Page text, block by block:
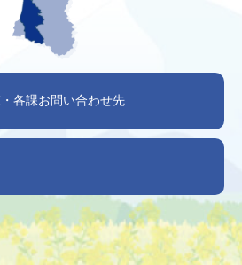
各課お問い合わせ先